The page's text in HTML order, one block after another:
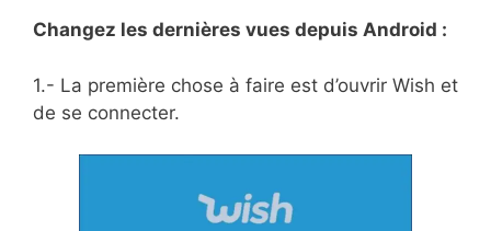
Changez les dernières vues depuis Android :
1.- La première chose à faire est d’ouvrir Wish et
de se connecter.